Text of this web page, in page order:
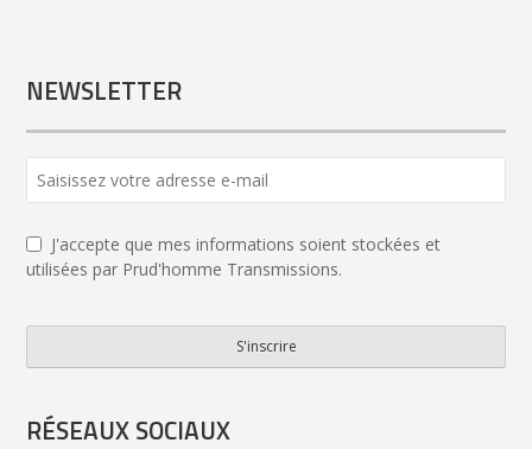
NEWSLETTER
Website *
J'accepte que mes informations soient stockées et
utilisées par Prud'homme Transmissions.
S'inscrire
RÉSEAUX SOCIAUX